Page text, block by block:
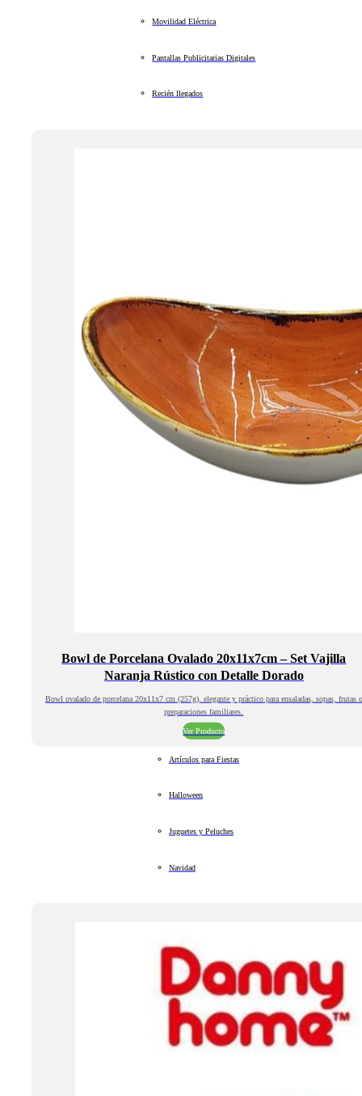
Movilidad Eléctrica
Pantallas Publicitarias Digitales
Recién llegados
Bowl de Porcelana Ovalado 20x11x7cm – Set Vajilla
Naranja Rústico con Detalle Dorado
Bowl ovalado de porcelana 20x11x7 cm (257g), elegante y práctico para ensaladas, sopas, frutas o
preparaciones familiares.
Ver Producto
Artículos para Fiestas
Halloween
Juguetes y Peluches
Navidad